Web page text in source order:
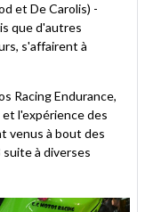
et De Carolis) -
que d'autres
s'affairent à
Racing Endurance,
l'expérience des
venus à bout des
suite à diverses